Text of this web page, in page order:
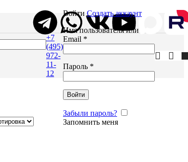
+7
(495)
972-
11-
12
Войти Создать аккаунт
Имя пользователя или
Email *
Пароль *
Войти
Забыли пароль?
Запомнить меня